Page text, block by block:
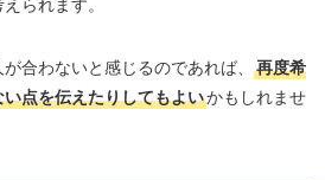
られます。
合わないと感じるのであれば、
再度希
点を伝えたりしてもよいかもしれませ